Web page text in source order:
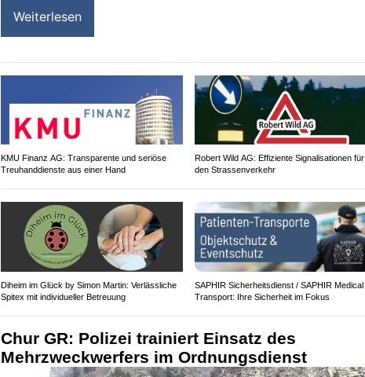
Weiterlesen
KMU Finanz AG: Transparente und seriöse
Treuhanddienste aus einer Hand
Robert Wild AG: Effiziente Signalisationen für
den Strassenverkehr
Diheim im Glück by Simon Martin: Verlässliche
Spitex mit individueller Betreuung
SAPHIR Sicherheitsdienst / SAPHIR Medical
Transport: Ihre Sicherheit im Fokus
Chur GR: Polizei trainiert Einsatz des
Mehrzweckwerfers im Ordnungsdienst